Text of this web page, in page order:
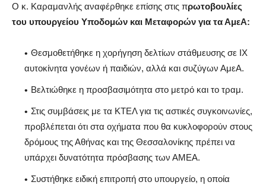
Ο κ. Καραμανλής αναφέρθηκε επίσης στις πρωτοβουλίες
του υπουργείου Υποδομών και Μεταφορών για τα ΑμεΑ:
Θεσμοθετήθηκε η χορήγηση δελτίων στάθμευσης σε ΙΧ
αυτοκίνητα γονέων ή παιδιών, αλλά και συζύγων ΑμεΑ.
Βελτιώθηκε η προσβασιμότητα στο μετρό και το τραμ.
Στις συμβάσεις με τα ΚΤΕΛ για τις αστικές συγκοινωνίες,
προβλέπεται ότι στα οχήματα που θα κυκλοφορούν στους
δρόμους της Αθήνας και της Θεσσαλονίκης πρέπει να
υπάρχει δυνατότητα πρόσβασης των ΑΜΕΑ.
Συστήθηκε ειδική επιτροπή στο υπουργείο, η οποία